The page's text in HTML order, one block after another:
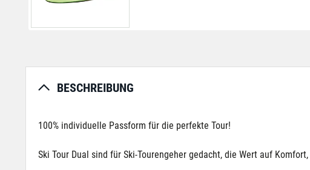
BESCHREIBUNG
100% individuelle Passform für die perfekte Tour!
Ski Tour Dual sind für Ski-Tourengeher gedacht, die Wert auf